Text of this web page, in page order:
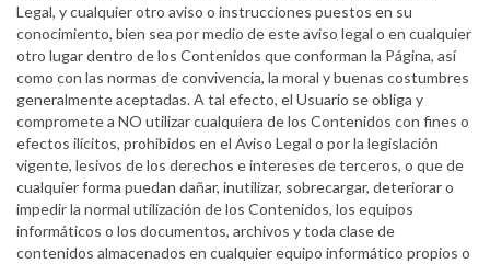
Legal, y cualquier otro aviso o instrucciones puestos en su
conocimiento, bien sea por medio de este aviso legal o en cualquier
otro lugar dentro de los Contenidos que conforman la Página, así
como con las normas de convivencia, la moral y buenas costumbres
generalmente aceptadas. A tal efecto, el Usuario se obliga y
compromete a NO utilizar cualquiera de los Contenidos con fines o
efectos ilícitos, prohibidos en el Aviso Legal o por la legislación
vigente, lesivos de los derechos e intereses de terceros, o que de
cualquier forma puedan dañar, inutilizar, sobrecargar, deteriorar o
impedir la normal utilización de los Contenidos, los equipos
informáticos o los documentos, archivos y toda clase de
contenidos almacenados en cualquier equipo informático propios o